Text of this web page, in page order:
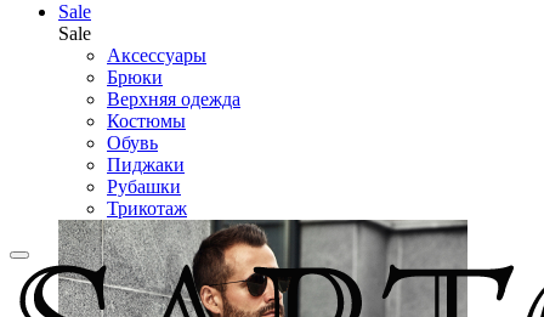
Sale
Sale
Аксессуары
Брюки
Верхняя одежда
Костюмы
Обувь
Пиджаки
Рубашки
Трикотаж